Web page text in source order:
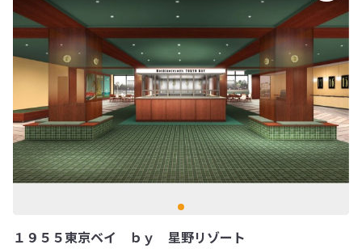
１９５５東京ベイ ｂｙ 星野リゾート